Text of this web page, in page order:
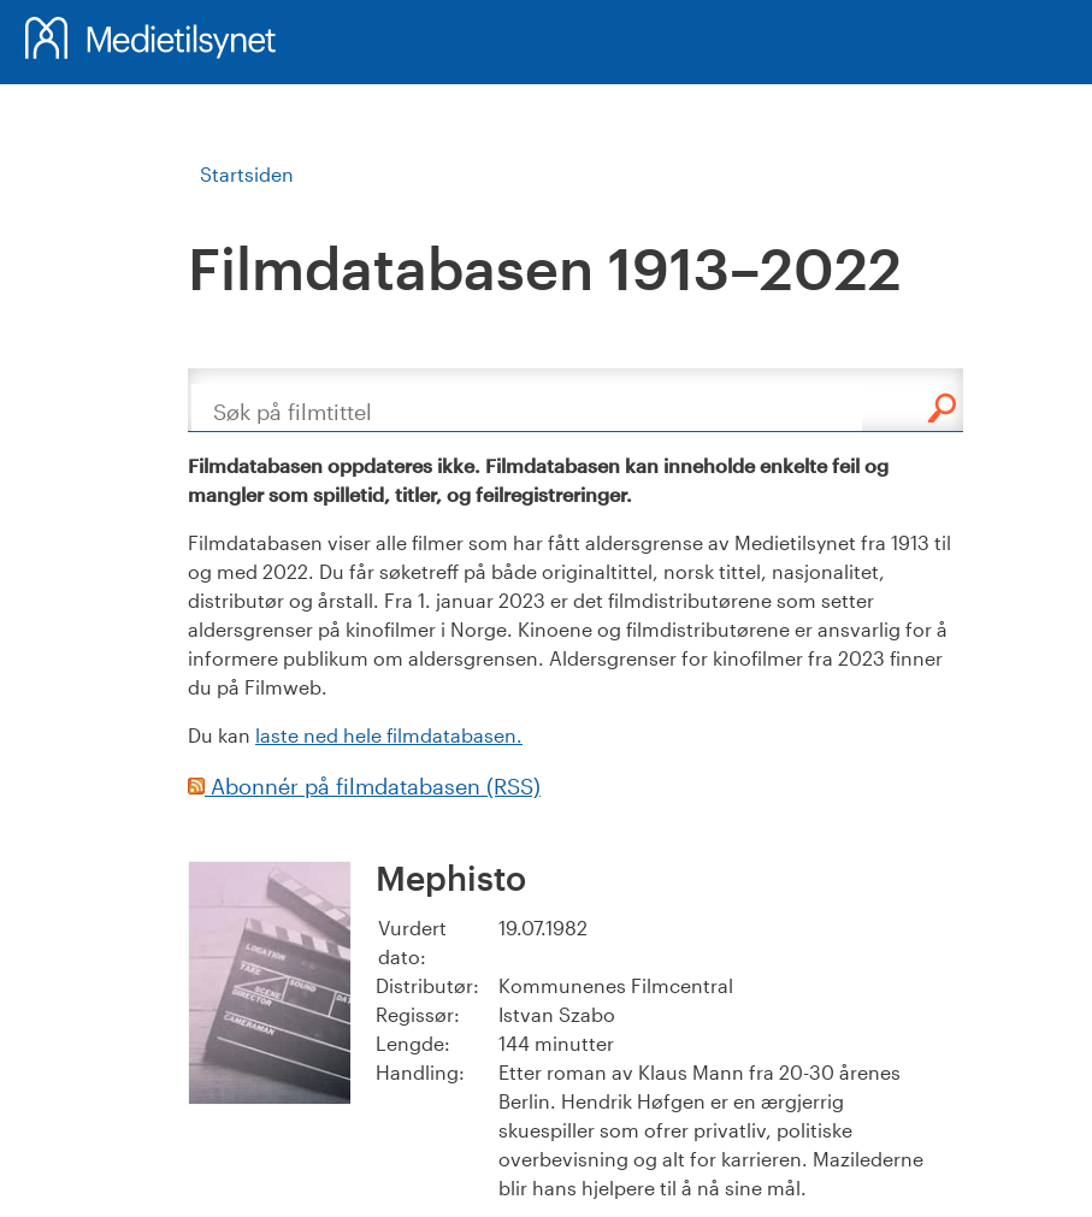
Startsiden
Filmdatabasen 1913–2022
Søk
Filmdatabasen oppdateres ikke. Filmdatabasen kan inneholde enkelte feil og
mangler som spilletid, titler, og feilregistreringer.
Filmdatabasen viser alle filmer som har fått aldersgrense av Medietilsynet fra 1913 til
og med 2022. Du får søketreff på både originaltittel, norsk tittel, nasjonalitet,
distributør og årstall. Fra 1. januar 2023 er det filmdistributørene som setter
aldersgrenser på kinofilmer i Norge. Kinoene og filmdistributørene er ansvarlig for å
informere publikum om aldersgrensen. Aldersgrenser for kinofilmer fra 2023 finner
du på Filmweb.
Du kan laste ned hele filmdatabasen.
Abonnér på filmdatabasen (RSS)
Mephisto
Vurdert
dato:
19.07.1982
Distributør:
Kommunenes Filmcentral
Regissør:
Istvan Szabo
Lengde:
144 minutter
Handling:
Etter roman av Klaus Mann fra 20-30 årenes
Berlin. Hendrik Høfgen er en ærgjerrig
skuespiller som ofrer privatliv, politiske
overbevisning og alt for karrieren. Mazilederne
blir hans hjelpere til å nå sine mål.